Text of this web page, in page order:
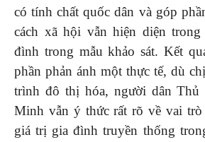
có tính chất quốc dân và góp
cách xã hội vẫn hiện diện
đình trong mẫu khảo sát. Kết
phần phản ánh một thực tế, dù
trình đô thị hóa, người dân
Minh vẫn ý thức rất rõ về vai trò
giá trị gia đình truyền thống